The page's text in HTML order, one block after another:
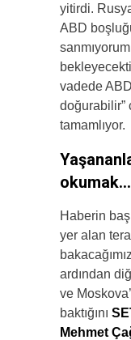
yitirdi.
ABD
vadede
doğurabilir”
tamamlıyor.
okumak…
Haberin
yer alan
ardından
ve
baktığını
Mehmet